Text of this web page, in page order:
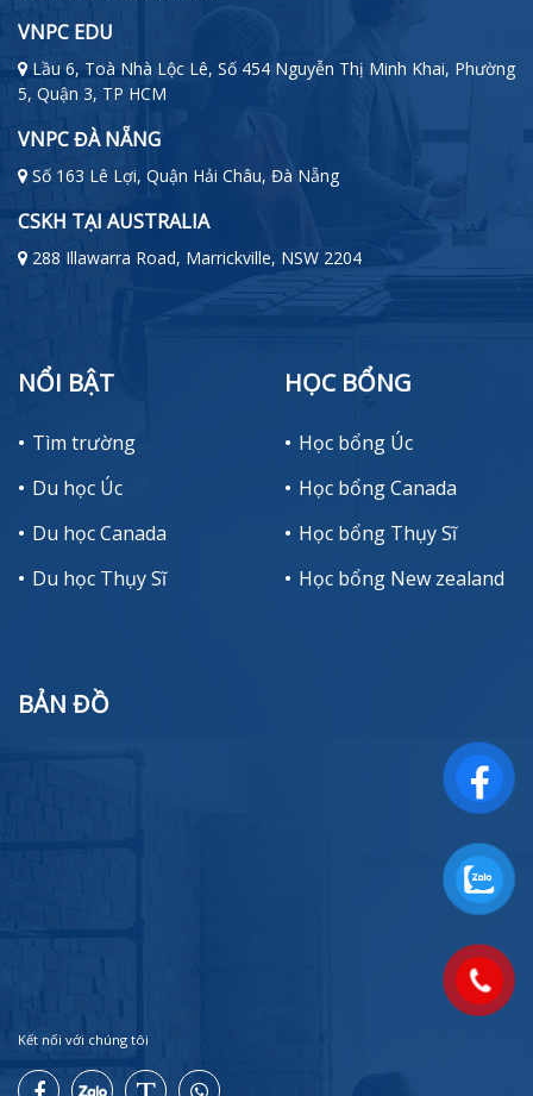
VNPC EDU
Lầu 6, Toà Nhà Lộc Lê, Số 454 Nguyễn Thị Minh Khai, Phường
5, Quận 3, TP HCM
VNPC ĐÀ NẴNG
Số 163 Lê Lợi, Quận Hải Châu, Đà Nẵng
CSKH TẠI AUSTRALIA
288 Illawarra Road, Marrickville, NSW 2204
NỔI BẬT
Tìm trường
Du học Úc
Du học Canada
Du học Thụy Sĩ
HỌC BỔNG
Học bổng Úc
Học bổng Canada
Học bổng Thụy Sĩ
Học bổng New zealand
BẢN ĐỒ
Kết nối với chúng tôi